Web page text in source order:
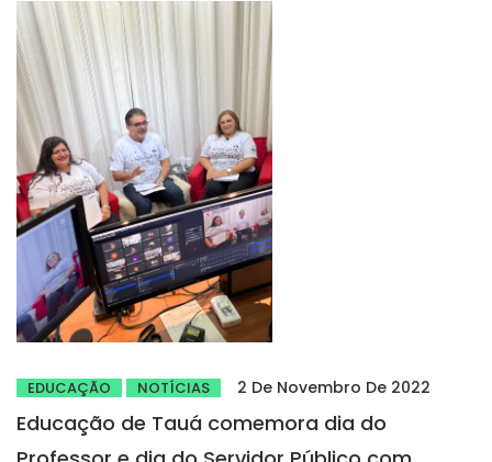
EDUCAÇÃO NOTÍCIAS 2 De Novembro De 2022
Educação de Tauá comemora dia do